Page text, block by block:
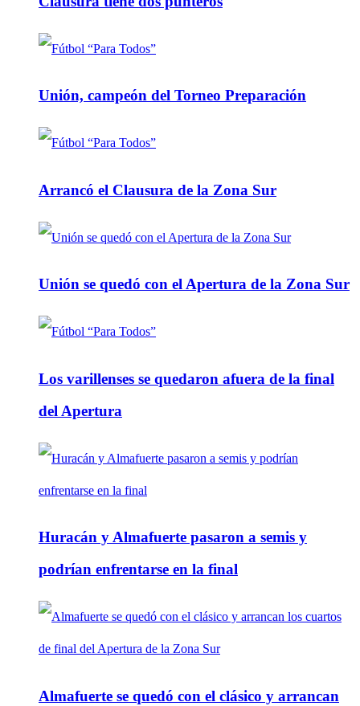
Unión, campeón del Torneo Preparación
Arrancó el Clausura de la Zona Sur
Unión se quedó con el Apertura de la Zona Sur
Los varillenses se quedaron afuera de la final
del Apertura
Huracán y Almafuerte pasaron a semis y
podrían enfrentarse en la final
Almafuerte se quedó con el clásico y arrancan